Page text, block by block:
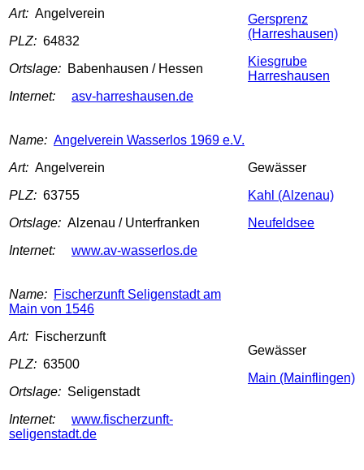
Art: Angelverein
PLZ: 64832
Ortslage: Babenhausen / Hessen
Internet:
asv-harreshausen.de
Gersprenz
(Harreshausen)
Kiesgrube
Harreshausen
Name: Angelverein Wasserlos 1969 e.V.
Art: Angelverein
PLZ: 63755
Ortslage: Alzenau / Unterfranken
Internet:
www.av-wasserlos.de
Gewässer
Kahl (Alzenau)
Neufeldsee
Name: Fischerzunft Seligenstadt am
Main von 1546
Art: Fischerzunft
PLZ: 63500
Ortslage: Seligenstadt
Internet:
www.fischerzunft-
seligenstadt.de
Gewässer
Main (Mainflingen)